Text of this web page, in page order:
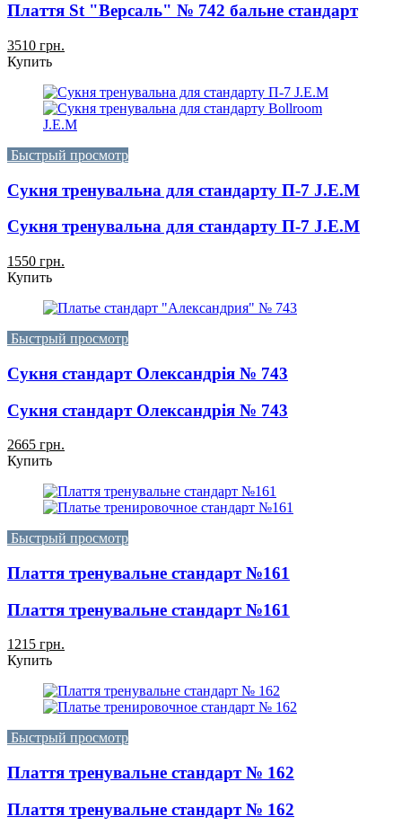
Плаття St "Версаль" № 742 бальне стандарт
3510 грн.
Купить
Быстрый просмотр
Сукня тренувальна для стандарту П-7 J.E.M
Сукня тренувальна для стандарту П-7 J.E.M
1550 грн.
Купить
Быстрый просмотр
Сукня стандарт Олександрія № 743
Сукня стандарт Олександрія № 743
2665 грн.
Купить
Быстрый просмотр
Плаття тренувальне стандарт №161
Плаття тренувальне стандарт №161
1215 грн.
Купить
Быстрый просмотр
Плаття тренувальне стандарт № 162
Плаття тренувальне стандарт № 162